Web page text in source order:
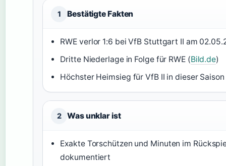
1 Bestätigte Fakten
RWE verlor 1:6 bei VfB Stuttgart II am
Dritte Niederlage in Folge für RWE (Bild.de)
Höchster Heimsieg für VfB II in dieser Saison
2 Was unklar ist
Exakte Torschützen und Minuten im
dokumentiert